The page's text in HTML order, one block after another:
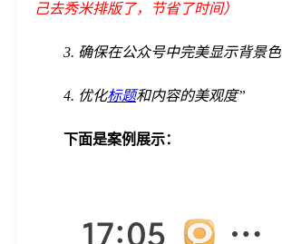
己去秀米排版了，节省了时间）
3. 确保在公众号中完美显示背景色
4. 优化标题和内容的美观度”
下面是案例展示：